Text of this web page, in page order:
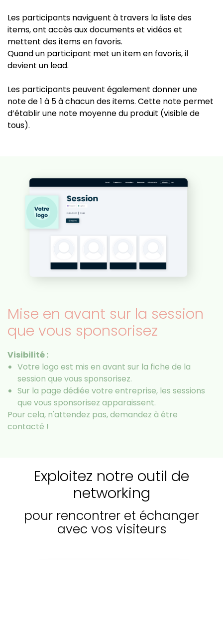
Les participants naviguent à travers la liste des
items, ont accès aux documents et vidéos et
mettent des items en favoris.
Quand un participant met un item en favoris, il
devient un lead.
Les participants peuvent également donner une
note de 1 à 5 à chacun des items. Cette note permet
d’établir une note moyenne du produit (visible de
tous).
Mise en avant sur la session
que vous sponsorisez
Visibilité :
Votre logo est mis en avant sur la fiche de la
session que vous sponsorisez.
Sur la page dédiée votre entreprise, les sessions
que vous sponsorisez apparaissent.
Pour cela, n'attendez pas, demandez à être
contacté !
Exploitez notre outil de
networking
pour rencontrer et échanger
avec vos visiteurs